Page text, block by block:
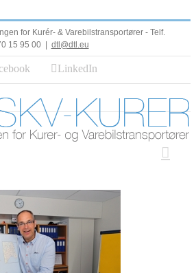
for Kurér- & Varebilstransportører - Telf.
15 95 00
dtl@dtl.eu
LinkedIn